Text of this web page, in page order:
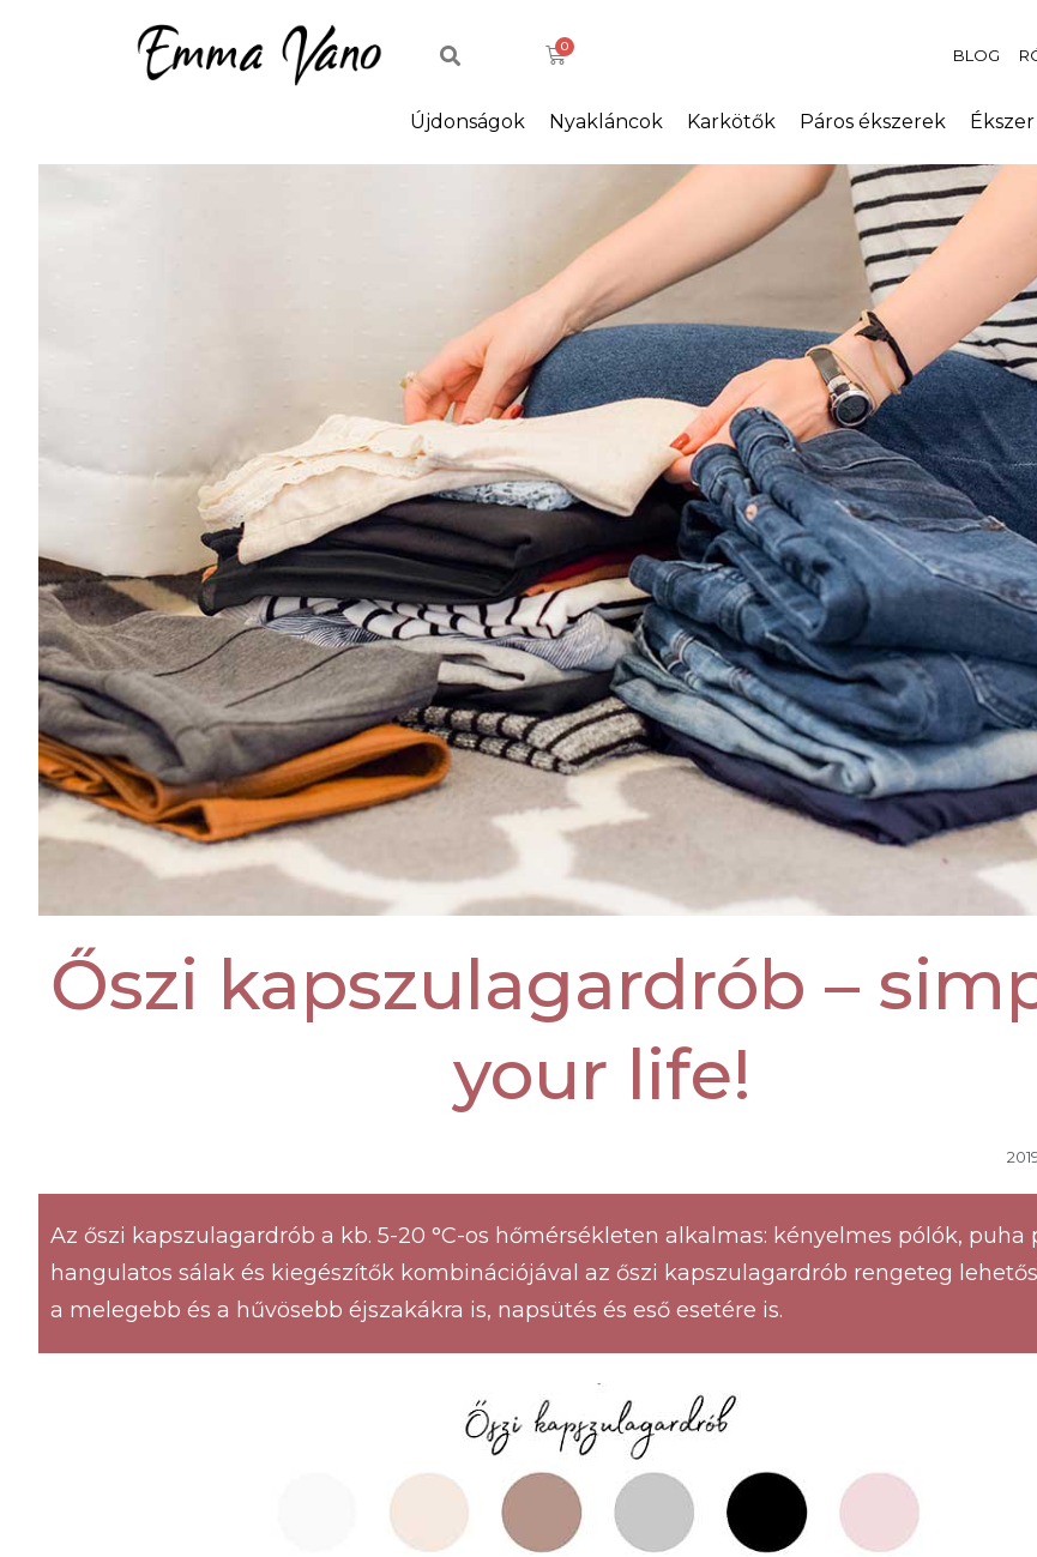
BLOG
Újdonságok Nyakláncok Karkötők Páros ékszerek
Őszi kapszulagardrób –
your life!
Az őszi kapszulagardrób a kb. 5-20 °C-os hőmérsékleten alkalmas: kényelmes pólók, puha
hangulatos sálak és kiegészítők kombinációjával az őszi kapszulagardrób rengeteg
a melegebb és a hűvösebb éjszakákra is, napsütés és eső esetére is.